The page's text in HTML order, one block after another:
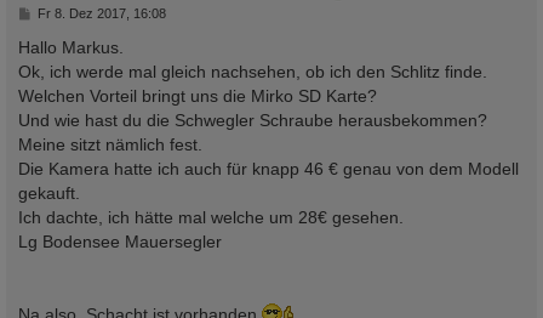
B
i
r
a
g
Fr 8. Dez 2017, 16:08
Hallo Markus.
Ok, ich werde mal gleich nachsehen, ob ich den Schlitz finde.
Welchen Vorteil bringt uns die Mirko SD Karte?
Und wie hast du die Schwegler Schraube herausbekommen?
Meine sitzt nämlich fest.
Die Kamera hatte ich auch für knapp 46 € genau von dem Modell
gekauft.
Ich dachte, ich hätte mal welche um 28€ gesehen.
Lg Bodensee Mauersegler